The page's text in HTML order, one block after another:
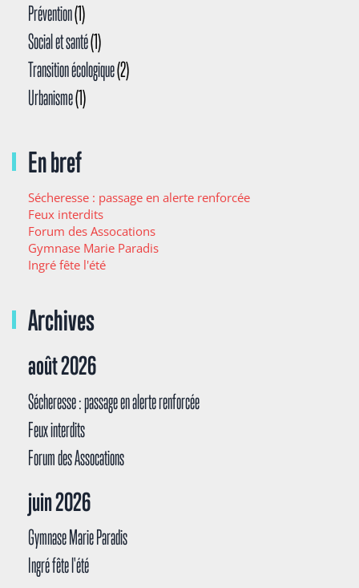
Prévention(1)
Social et santé(1)
Transition écologique(2)
Urbanisme(1)
En bref
Sécheresse : passage en alerte renforcée
Feux interdits
Forum des Assocations
Gymnase Marie Paradis
Ingré fête l'été
Archives
août 2026
Sécheresse : passage en alerte renforcée
Feux interdits
Forum des Assocations
juin 2026
Gymnase Marie Paradis
Ingré fête l'été